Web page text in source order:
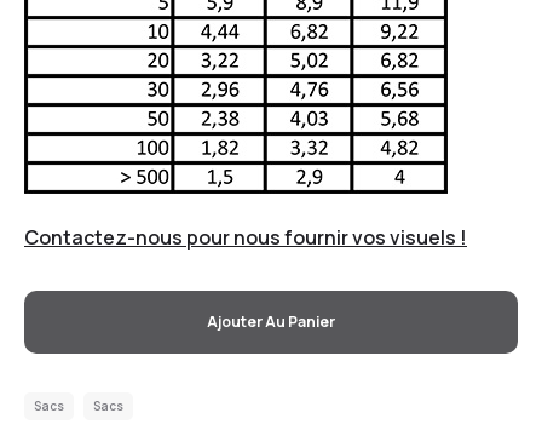
Contactez-nous pour nous fournir vos visuels !
Ajouter Au Panier
Sacs Sacs